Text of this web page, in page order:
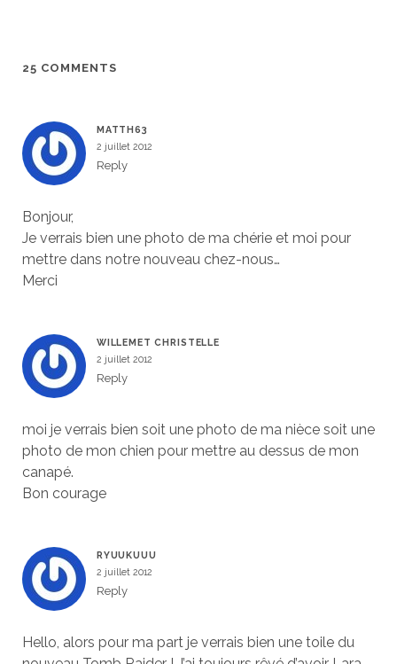
25 COMMENTS
MATTH63
2 juillet 2012
Reply
Bonjour,
Je verrais bien une photo de ma chérie et moi pour
mettre dans notre nouveau chez-nous…
Merci
WILLEMET CHRISTELLE
2 juillet 2012
Reply
moi je verrais bien soit une photo de ma nièce soit une
photo de mon chien pour mettre au dessus de mon
canapé.
Bon courage
RYUUKUUU
2 juillet 2012
Reply
Hello, alors pour ma part je verrais bien une toile du